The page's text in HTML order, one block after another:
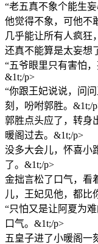
“老五真不象个能生
他觉得不象，可他不
几乎能让所有人疯狂
还真不能算是太妄想
“五爷眼里只有害怕
&1t;/p>
“你跟王妃说说，问
刻，吩咐郭胜。&1t;/
郭胜点头应了，转身
暖阁过去。&1t;/p>
没多大会儿，怀喜小
了。&1t;/p>
金拙言松了口气，看
儿，王妃见他，都比
“只怕又是让阿夏为
口气。&1t;/p>
五皇子进了小暖阁一